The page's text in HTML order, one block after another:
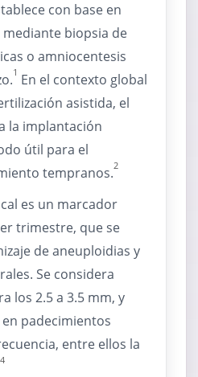
con base en
biopsia de
o amniocentesis
1 En el contexto global
asistida, el
la implantación
útil para el
tempranos.2
es un marcador
trimestre, que se
de aneuploidias y
Se considera
los 2.5 a 3.5 mm, y
padecimientos
entre ellos la
4